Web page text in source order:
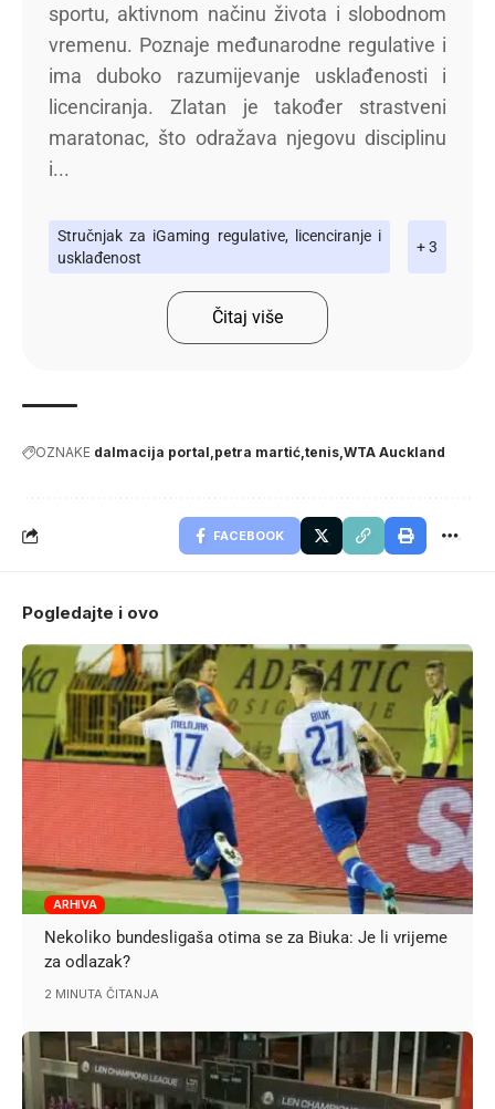
sportu, aktivnom načinu života i slobodnom
vremenu. Poznaje međunarodne regulative i
ima duboko razumijevanje usklađenosti i
licenciranja. Zlatan je također strastveni
maratonac, što odražava njegovu disciplinu
i...
Stručnjak za iGaming regulative, licenciranje i
usklađenost
+ 3
Čitaj više
OZNAKE dalmacija portal petra martić tenis WTA Auckland
FACEBOOK
Pogledajte i ovo
ARHIVA
Nekoliko bundesligaša otima se za Biuka: Je li vrijeme
za odlazak?
2 MINUTA ČITANJA